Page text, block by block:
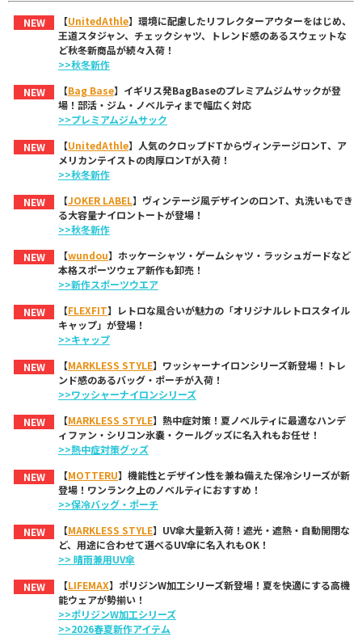
NEW 【UnitedAthle】環境に配慮したリフレクターアウターをはじめ、
王道スタジャン、チェックシャツ、トレンド感のあるスウェットな
ど秋冬新商品が続々入荷！
>>秋冬新作
NEW
【Bag Base】イギリス発BagBaseのプレミアムジムサックが登
場！部活・ジム・ノベルティまで幅広く対応
>>プレミアムジムサック
NEW
【UnitedAthle】人気のクロップドTからヴィンテージロンT、ア
メリカンテイストの肉厚ロンTが入荷！
>>秋冬新作
NEW
【JOKER LABEL】ヴィンテージ風デザインのロンT、丸洗いもでき
る大容量ナイロントートが登場！
>>秋冬新作
NEW
【wundou】ホッケーシャツ・ゲームシャツ・ラッシュガードなど
本格スポーツウェア新作も卸売！
>>新作スポーツウエア
NEW
【FLEXFIT】レトロな風合いが魅力の「オリジナルレトロスタイル
キャップ」が登場！
>>キャップ
NEW
【MARKLESS STYLE】ワッシャーナイロンシリーズ新登場！トレ
ンド感のあるバッグ・ポーチが入荷！
>>ワッシャーナイロンシリーズ
NEW
【MARKLESS STYLE】熱中症対策！夏ノベルティに最適なハンデ
ィファン・シリコン氷嚢・クールグッズに名入れもお任せ！
>>熱中症対策グッズ
NEW
【MOTTERU】機能性とデザイン性を兼ね備えた保冷シリーズが新
登場！ワンランク上のノベルティにおすすめ！
>>保冷バッグ・ポーチ
NEW
【MARKLESS STYLE】UV傘大量新入荷！遮光・遮熱・自動開閉な
ど、用途に合わせて選べるUV傘に名入れもOK！
>> 晴雨兼用UV傘
NEW
【LIFEMAX】ポリジンW加工シリーズ新登場！夏を快適にする高機
能ウェアが勢揃い！
>>ポリジンW加工シリーズ
>>2026春夏新作アイテム